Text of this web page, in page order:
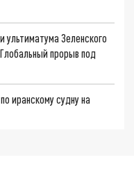
ультиматума Зеленского
прорыв под
иранскому судну на